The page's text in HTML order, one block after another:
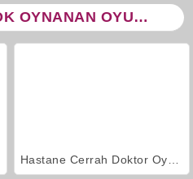
HAFTANIN EN ÇOK OYNANAN OYUNLARI